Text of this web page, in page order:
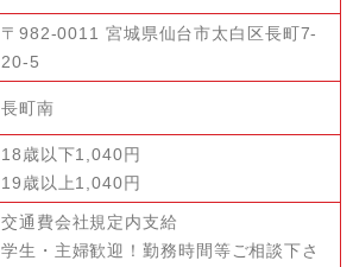
〒982-0011 宮城県仙台市太白区長町7-
20-5
長町南
18歳以下1,040円
19歳以上1,040円
交通費会社規定内支給
学生・主婦歓迎！勤務時間等ご相談下さ